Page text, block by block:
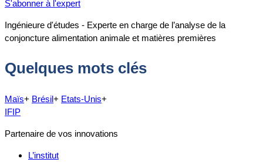
S'abonner à l'expert
Ingénieure d'études - Experte en charge de l’analyse de la
conjoncture alimentation animale et matières premières
Quelques mots clés
Maïs+ Brésil+ Etats-Unis+
IFIP
Partenaire de vos innovations
L’institut